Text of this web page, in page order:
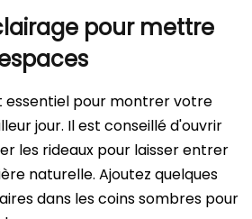
pour mettre
essentiel pour montrer votre
jour. Il est conseillé d'ouvrir
les rideaux pour laisser entrer
naturelle. Ajoutez quelques
dans les coins sombres pour